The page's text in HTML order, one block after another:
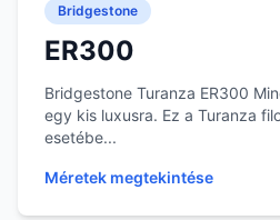
Bridgestone
ER300
Bridgestone Turanza ER300 Mindenkinek szüksége van
egy kis luxusra. Ez a Turanza
esetébe...
Méretek megtekintése